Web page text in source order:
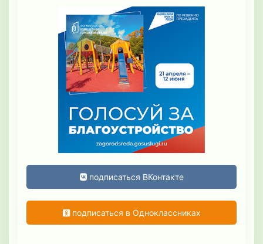
подписаться ВКонтакте
подписаться в Одноклассниках